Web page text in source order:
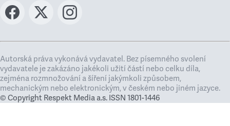
Autorská práva vykonává vydavatel. Bez písemného svolení
vydavatele je zakázáno jakékoli užití částí nebo celku díla,
zejména rozmnožování a šíření jakýmkoli způsobem,
mechanickým nebo elektronickým, v českém nebo jiném jazyce.
© Copyright Respekt Media a.s. ISSN 1801-1446